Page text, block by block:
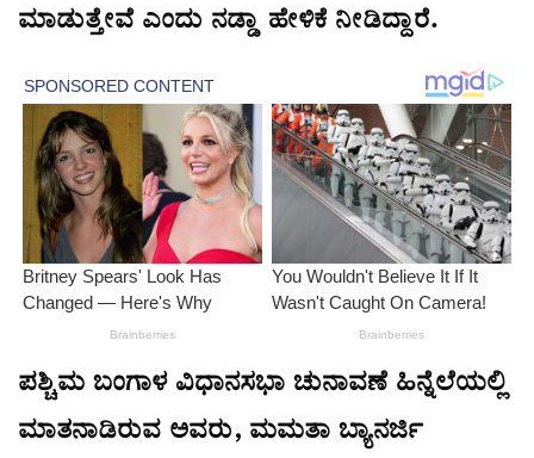
ಮಾಡುತ್ತೇವೆ ಎಂದು ನಡ್ಡಾ ಹೇಳಿಕೆ ನೀಡಿದ್ದಾರೆ.
ಪಶ್ಚಿಮ ಬಂಗಾಳ ವಿಧಾನಸಭಾ ಚುನಾವಣೆ ಹಿನ್ನೆಲೆಯಲ್ಲಿ
ಮಾತನಾಡಿರುವ ಅವರು, ಮಮತಾ ಬ್ಯಾನರ್ಜಿ